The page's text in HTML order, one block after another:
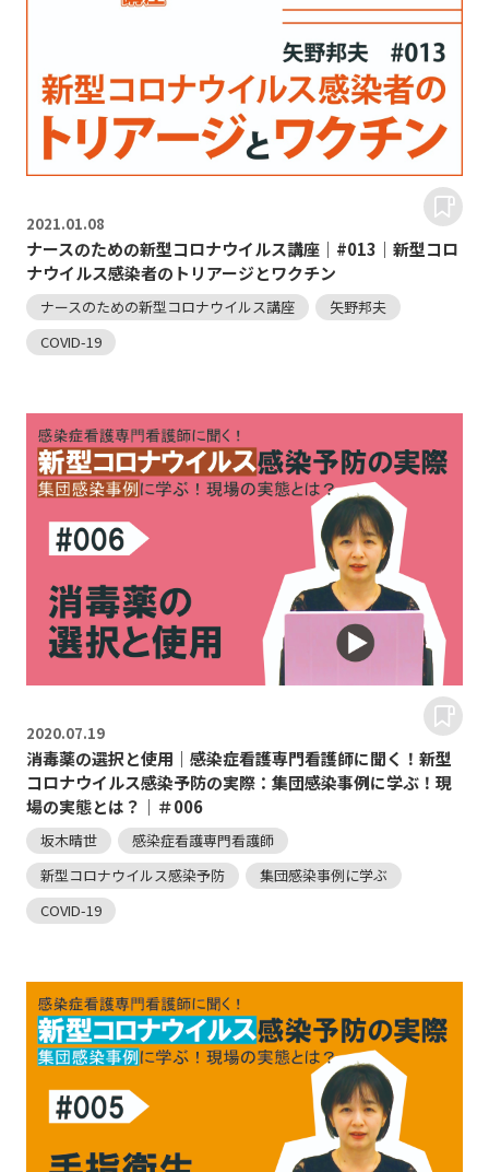
2021.01.08
ナースのための新型コロナウイルス講座｜#013｜新型コロ
ナウイルス感染者のトリアージとワクチン
ナースのための新型コロナウイルス講座
矢野邦夫
COVID-19
2020.07.19
消毒薬の選択と使用｜感染症看護専門看護師に聞く！新型
コロナウイルス感染予防の実際：集団感染事例に学ぶ！現
場の実態とは？｜＃006
坂木晴世
感染症看護専門看護師
新型コロナウイルス感染予防
集団感染事例に学ぶ
COVID-19